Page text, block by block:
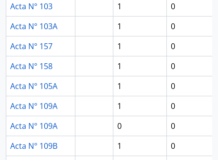
Acta N° 103
1
0
Acta N° 103A
1
0
Acta N° 157
1
0
Acta N° 158
1
0
Acta N° 105A
1
0
Acta N° 109A
1
0
Acta N° 109A
0
0
Acta N° 109B
1
0